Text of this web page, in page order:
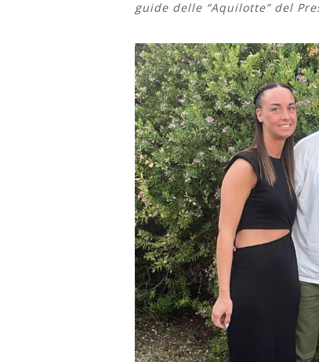
guide delle “Aquilotte” del